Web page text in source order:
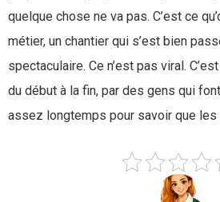
quelque chose ne va pas. C’est ce
métier, un chantier qui s’est bien
spectaculaire. Ce n’est pas viral.
du début à la fin, par des gens qui
assez longtemps pour savoir que